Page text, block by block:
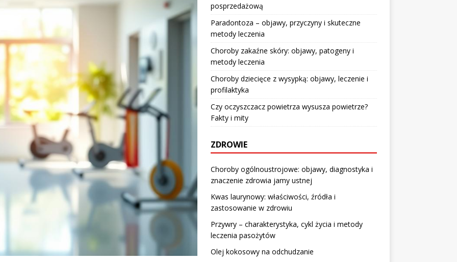
posprzedażową
Paradontoza – objawy, przyczyny i skuteczne
metody leczenia
Choroby zakaźne skóry: objawy, patogeny i
metody leczenia
Choroby dziecięce z wysypką: objawy, leczenie i
profilaktyka
Czy oczyszczacz powietrza wysusza powietrze?
Fakty i mity
ZDROWIE
Choroby ogólnoustrojowe: objawy, diagnostyka i
znaczenie zdrowia jamy ustnej
Kwas laurynowy: właściwości, źródła i
zastosowanie w zdrowiu
Przywry – charakterystyka, cykl życia i metody
leczenia pasożytów
Olej kokosowy na odchudzanie